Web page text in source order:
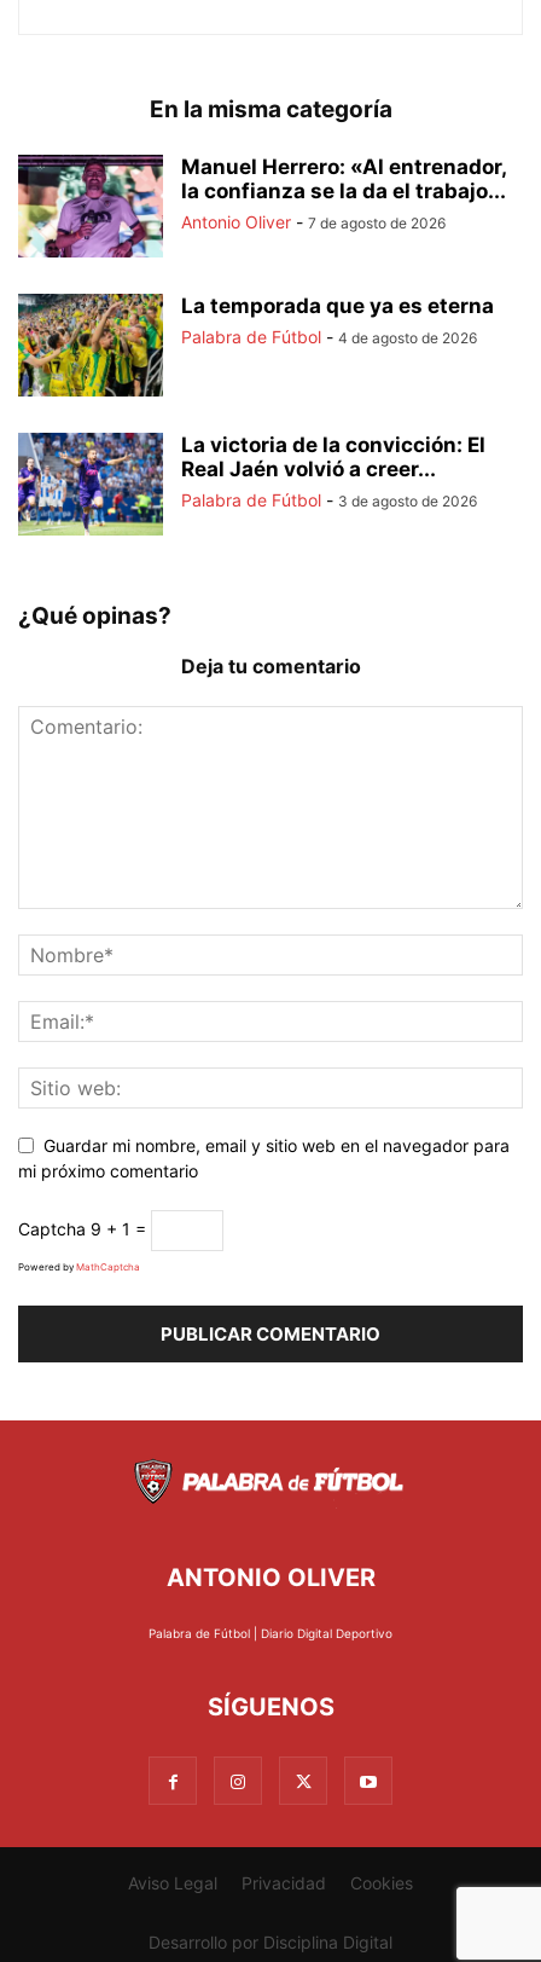
En la misma categoría
Manuel Herrero: «Al entrenador,
la confianza se la da el trabajo...
Antonio Oliver - 7 de agosto de 2026
La temporada que ya es eterna
Palabra de Fútbol - 4 de agosto de 2026
La victoria de la convicción: El
Real Jaén volvió a creer...
Palabra de Fútbol - 3 de agosto de 2026
¿Qué opinas?
Deja tu comentario
Guardar mi nombre, email y sitio web en el navegador para
mi próximo comentario
Captcha 9 + 1 =
Powered by MathCaptcha
ANTONIO OLIVER
Palabra de Fútbol | Diario Digital Deportivo
SÍGUENOS
Aviso Legal Privacidad Cookies
Desarrollo por Disciplina Digital